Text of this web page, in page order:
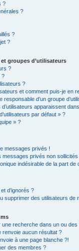
?
?
?
?
groupes d’utilisateurs
?
?
?
et comment puis-je en
responsable d’un groupe
apparaissent
par défaut » ?
» ?
messages privés !
privés non sollicités
indésirable de la part de
d’ignorés ?
supprimer des utilisateurs de
une recherche dans un ou des
renvoie aucun résultat ?
à une page blanche ?!
des membres ?